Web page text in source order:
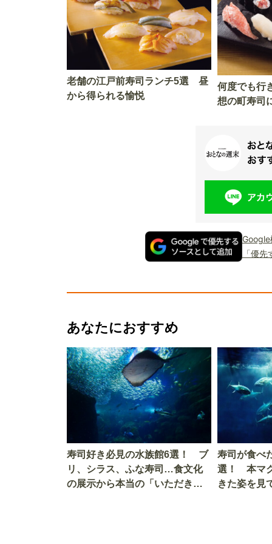
老舗の江戸前寿司ランチ5選 昼
から得られる愉悦
何度でも行
想の町寿司
Google
「優
あなたにおすすめ
寿司好き必見の水族館6選！ ブ
リ、シラス、ふな寿司…食文化
の展示から本当の「いただきま
寿司が食べ
選！ 本マ
きた姿を見